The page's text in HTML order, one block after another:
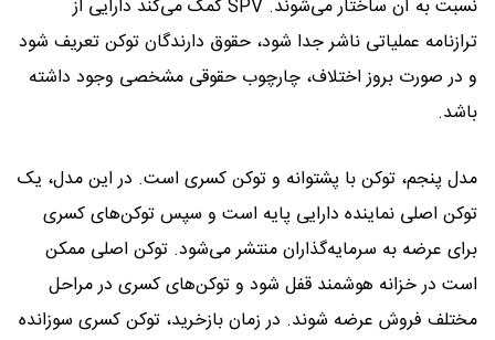
نسبت به آن ساختار می‌شوند. SPV کمک می‌کند دارایی از
ترازنامه عملیاتی ناشر جدا شود، حقوق دارندگان توکن تعریف شود
و در صورت بروز اختلاف، چارچوب حقوقی مشخصی وجود داشته
باشد.
مدل پنجم، توکن با پشتوانه و توکن کسری است. در این مدل، یک
توکن اصلی نماینده دارایی پایه است و سپس توکن‌های کسری
برای عرضه به سرمایه‌گذاران منتشر می‌شود. توکن اصلی ممکن
است در خزانه هوشمند قفل شود و توکن‌های کسری در مراحل
مختلف فروش عرضه شوند. در زمان بازخرید، توکن کسری سوزانده